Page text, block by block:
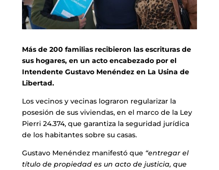
Más de 200 familias recibieron las escrituras de
sus hogares, en un acto encabezado por el
Intendente Gustavo Menéndez en La Usina de
Libertad.
Los vecinos y vecinas lograron regularizar la
posesión de sus viviendas, en el marco de la Ley
Pierri 24.374, que garantiza la seguridad jurídica
de los habitantes sobre su casas.
Gustavo Menéndez manifestó que “entregar el
título de propiedad es un acto de justicia, que